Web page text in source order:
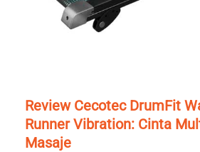
Review Cecotec DrumFit
Runner Vibration: Cinta
Masaje